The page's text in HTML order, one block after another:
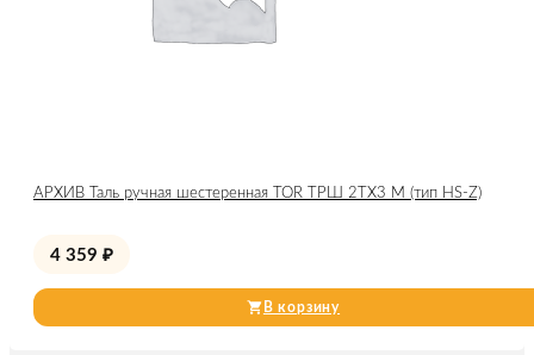
АРХИВ Таль ручная шестеренная TOR ТРШ 2ТХ3 М (тип HS-Z)
4 359 ₽
В корзину